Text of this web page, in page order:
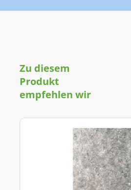
Zu diesem
Produkt
empfehlen wir